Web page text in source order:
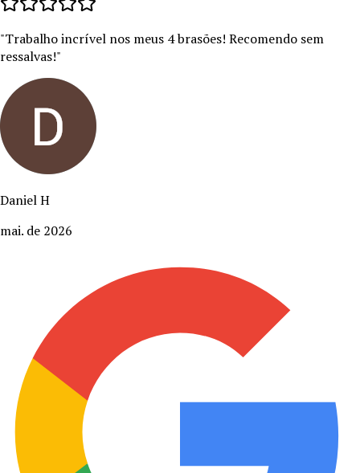
"Trabalho incrível nos meus 4 brasões! Recomendo sem
ressalvas!"
Daniel H
mai. de 2026